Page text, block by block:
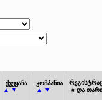
ქვეყანა
▲ ▼
კომპანია
▲ ▼
# და